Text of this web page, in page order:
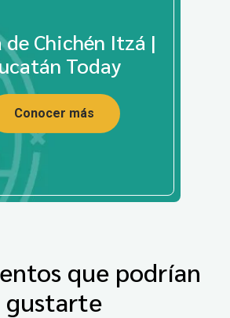
de Chichén Itzá |
Today
Conocer más
que podrían
gustarte